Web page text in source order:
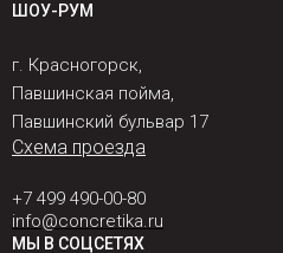
ШОУ-РУМ
г. Красногорск,
Павшинская пойма,
Павшинский бульвар 17
Схема проезда
+7 499 490-00-80
info@concretika.ru
МЫ В СОЦСЕТЯХ